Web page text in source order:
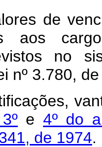
de
aos
no
nº 3.780,
e 4º do
de 1974.